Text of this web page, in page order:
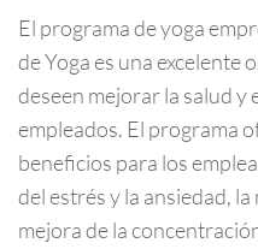
El programa de yoga
de Yoga es una excelente
deseen mejorar la salud y
empleados. El programa
beneficios para los
del estrés y la ansiedad,
mejora de la